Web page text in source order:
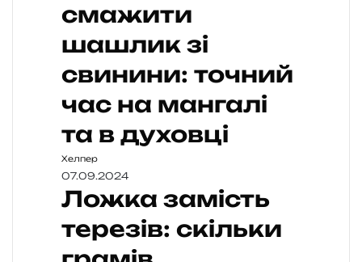
смажити
шашлик зі
свинини: точний
час на мангалі
та в духовці
Хелпер
07.09.2024
Ложка замість
терезів: скільки